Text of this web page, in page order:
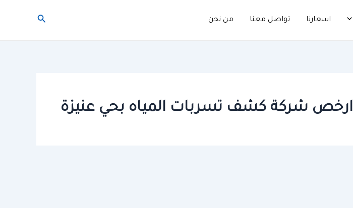
اسعارنا تواصل معنا من نحن البحث
ارخص شركة كشف تسربات المياه بحي عنيزة